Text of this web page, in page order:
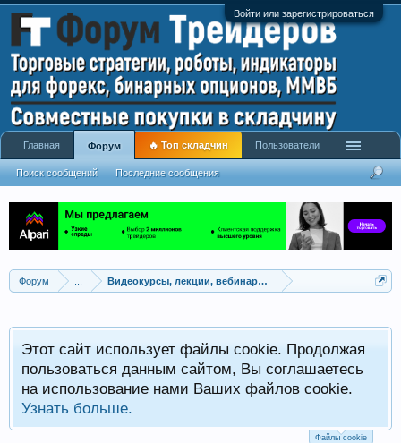
Войти или зарегистрироваться
Форум Видеокурсы, лекции, вебинары, учебный материал
Этот сайт использует файлы cookie. Продолжая
пользоваться данным сайтом, Вы соглашаетесь
на использование нами Ваших файлов cookie.
Узнать больше.
Файлы cookie
Главная Форум
Поиск сообщений Последние сообщения
🔥 Топ складчин Пользователи